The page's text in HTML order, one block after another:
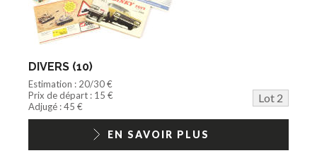
DIVERS (10)
Estimation : 20/30 €
Prix de départ : 15 €
Lot 2
Adjugé : 45 €
EN SAVOIR PLUS